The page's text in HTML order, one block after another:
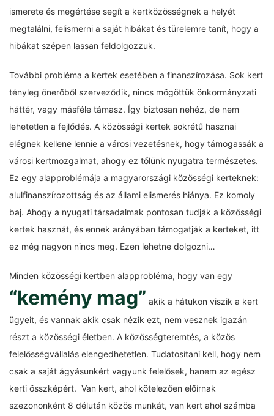
ismerete és megértése segít a kertközösségnek a helyét
megtalálni, felismerni a saját hibákat és türelemre tanít, hogy a
hibákat szépen lassan feldolgozzuk.
További probléma a kertek esetében a finanszírozása. Sok kert
tényleg önerőből szerveződik, nincs mögöttük önkormányzati
háttér, vagy másféle támasz. Így biztosan nehéz, de nem
lehetetlen a fejlődés. A közösségi kertek sokrétű hasznai
elégnek kellene lennie a városi vezetésnek, hogy támogassák a
városi kertmozgalmat, ahogy ez tőlünk nyugatra természetes.
Ez egy alapproblémája a magyarországi közösségi kerteknek:
alulfinanszírozottság és az állami elismerés hiánya. Ez komoly
baj. Ahogy a nyugati társadalmak pontosan tudják a közösségi
kertek hasznát, és ennek arányában támogatják a kerteket, itt
ez még nagyon nincs meg. Ezen lehetne dolgozni…
Minden közösségi kertben alapprobléma, hogy van egy
“kemény mag” akik a hátukon viszik a kert
ügyeit, és vannak akik csak nézik ezt, nem vesznek igazán
részt a közösségi életben. A közösségteremtés, a közös
felelősségvállalás elengedhetetlen. Tudatosítani kell, hogy nem
csak a saját ágyásunkért vagyunk felelősek, hanem az egész
kerti összképért. Van kert, ahol kötelezően előírnak
szezononként 8 délután közös munkát, van kert ahol számba